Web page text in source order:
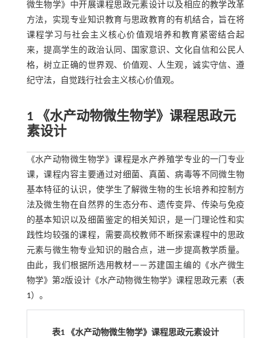
微生物学》中开展课程思政元素设计以及相应的教学改革
方法，实现专业知识教育与思政教育的有机结合，旨在将
课程学习与社会主义核心价值观培养和教育紧密结合起
来，提高学生的政治认同、国家意识、文化自信和公民人
格，树立正确的世界观、价值观、人生观，诚实守信、遵
纪守法，自觉践行社会主义核心价值观。
1 《水产动物微生物学》课程思政元
素设计
《水产动物微生物学》课程是水产养殖学专业的一门专业
课，课程内容主要通过对细菌、真菌、病毒等不同微生物
基本特征的认识，使学生了解微生物的生长培养和控制方
法及微生物在自然界的生态分布、遗传变异、传染与免疫
的基本知识以及细菌鉴定的相关知识，是一门理论性和实
践性均较强的课程，需要高校教师不断探索课程中的思政
元素与微生物专业知识的融合点，进一步提高教学质量。
由此，我们根据所选用教材——苏建国主编的《水产微生
物学》第2版设计《水产动物微生物学》课程思政元素（表
1）。
表1 《水产动物微生物学》课程思政元素设计